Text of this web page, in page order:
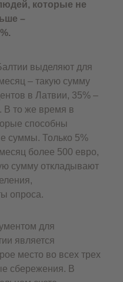
которые не
–
выделяют для
– такую сумму
в Латвии, 35% –
В то же время в
способны
суммы. Только 5%
более 500 евро,
сумму откладывают
опроса.
для
является
место во всех трех
сбережения. В